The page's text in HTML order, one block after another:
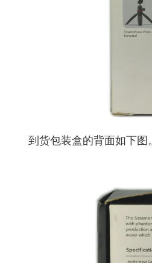
到货包装盒的背面如下图。